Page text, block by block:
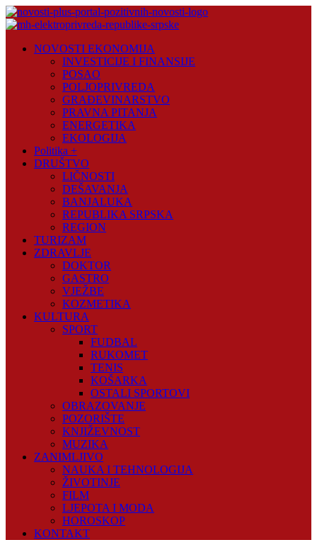
Skip
to
Plus
NOVOSTI EKONOMIJA
INVESTICIJE I FINANSIJE
POSAO
POLJOPRIVREDA
GRAĐEVINARSTVO
PRAVNA PITANJA
ENERGETIKA
EKOLOGIJA
Politika +
DRUŠTVO
LIČNOSTI
DEŠAVANJA
BANJALUKA
REPUBLIKA SRPSKA
REGION
TURIZAM
ZDRAVLJE
DOKTOR
GASTRO
VJEŽBE
KOZMETIKA
KULTURA
SPORT
FUDBAL
RUKOMET
TENIS
KOŠARKA
OSTALI SPORTOVI
OBRAZOVANJE
POZORIŠTE
KNJIŽEVNOST
MUZIKA
ZANIMLJIVO
NAUKA I TEHNOLOGIJA
ŽIVOTINJE
FILM
LJEPOTA I MODA
HOROSKOP
KONTAKT